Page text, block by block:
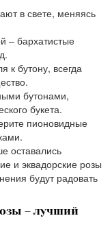
в свете, меняясь
– бархатистые
к бутону, всегда
бутонами,
букета.
пионовидные
оставались
и эквадорские розы
будут радовать
– лучший